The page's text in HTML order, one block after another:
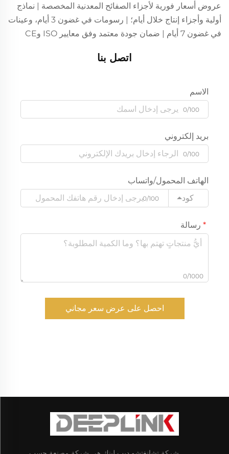
عروض أسعار فورية لأجزاء الصفائح المعدنية المخصصة | نماذج
أولية وأجزاء إنتاج خلال أيام؛ | رسومات في غضون 3 أيام، وعينات
في غضون 7 أيام | ضمان جودة معتمد وفق معايير ISO وCE
اتصل بنا
الاسم
0/100
بريد إلكتروني
0/100
الهاتف المحمول/واتساب
كود
0/100
رسالة
0/1000
احصل على عرض سعر مجاني